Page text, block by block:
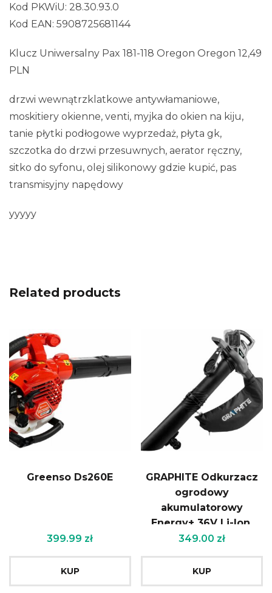
Kod PKWiU: 28.30.93.0
Kod EAN: 5908725681144
Klucz Uniwersalny Pax 181-118 Oregon Oregon 12,49
PLN
drzwi wewnątrzklatkowe antywłamaniowe,
moskitiery okienne, venti, myjka do okien na kiju,
tanie płytki podłogowe wyprzedaż, płyta gk,
szczotka do drzwi przesuwnych, aerator ręczny,
sitko do syfonu, olej silikonowy gdzie kupić, pas
transmisyjny napędowy
yyyyy
Related products
Greenso Ds260E
399.99 zł
KUP
GRAPHITE Odkurzacz
ogrodowy
akumulatorowy
Energy+ 36V Li-lon,
2w1, pojemność worka
35L
349.00 zł
KUP